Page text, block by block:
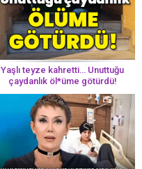
Yaşlı teyze kahretti… Unuttuğu
çaydanlık öl*üme götürdü!